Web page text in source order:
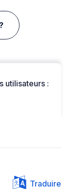
utilisateurs :
Traduire